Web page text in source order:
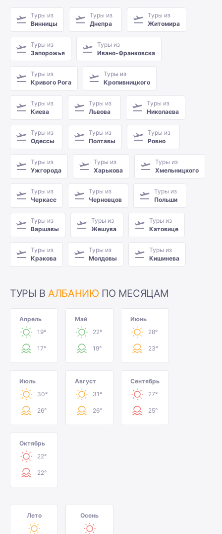
Туры из
Винницы
Туры из
Днепра
Туры из
Житомира
Туры из
Запорожья
Туры из
Ивано-Франковска
Туры из
Кривого Рога
Туры из
Кропивницкого
Туры из
Киева
Туры из
Львова
Туры из
Николаева
Туры из
Одессы
Туры из
Полтавы
Туры из
Ровно
Туры из
Ужгорода
Туры из
Харькова
Туры из
Хмельницкого
Туры из
Черкасс
Туры из
Черновцов
Туры из
Польши
Туры из
Варшавы
Туры из
Жешува
Туры из
Катовице
Туры из
Кракова
Туры из
Молдовы
Туры из
Кишинева
ТУРЫ В АЛБАНИЮ ПО МЕСЯЦАМ
Апрель
19°
17°
Май
22°
19°
Июнь
28°
23°
Июль
30°
26°
Август
31°
26°
Сентябрь
27°
25°
Октябрь
22°
22°
Лето Осень